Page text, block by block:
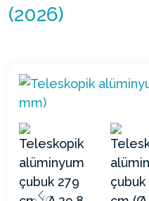
(2026)